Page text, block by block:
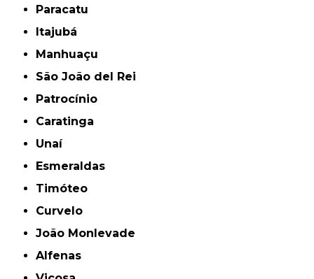
Paracatu
Itajubá
Manhuaçu
São João del Rei
Patrocínio
Caratinga
Unaí
Esmeraldas
Timóteo
Curvelo
João Monlevade
Alfenas